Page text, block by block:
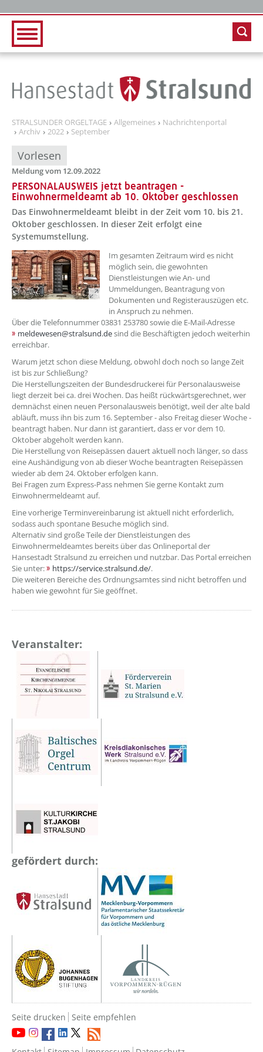
STRALSUNDER ORGELTAGE Allgemeines
Nachrichtenportal
Archiv
2022 September
Vorlesen
Meldung vom 12.09.2022
PERSONALAUSWEIS jetzt beantragen -
Einwohnermeldeamt ab 10. Oktober geschlossen
Das Einwohnermeldeamt bleibt in der Zeit vom 10. bis 21.
Oktober geschlossen. In dieser Zeit erfolgt eine
Systemumstellung.
??? absaetzeOben[1]/titel ???
Im gesamten Zeitraum wird es nicht
möglich sein, die gewohnten
Dienstleistungen wie An- und
Ummeldungen, Beantragung von
Dokumenten und Registerauszügen etc.
in Anspruch zu nehmen.
Über die Telefonnummer 03831 253780 sowie die E-Mail-Adresse
meldewesen@stralsund.desind die Beschäftigten jedoch weiterhin
erreichbar.
Warum jetzt schon diese Meldung, obwohl doch noch so lange Zeit
ist bis zur Schließung?
Die Herstellungszeiten der Bundesdruckerei für Personalausweise
liegt derzeit bei ca. drei Wochen. Das heißt rückwärtsgerechnet, wer
demnächst einen neuen Personalausweis benötigt, weil der alte bald
abläuft, muss ihn bis zum 16. September - also Freitag dieser Woche -
beantragt haben. Nur dann ist garantiert, dass er vor dem 10.
Oktober abgeholt werden kann.
Die Herstellung von Reisepässen dauert aktuell noch länger, so dass
eine Aushändigung von ab dieser Woche beantragten Reisepässen
wieder ab dem 24. Oktober erfolgen kann.
Bei Fragen zum Express-Pass nehmen Sie gerne Kontakt zum
Einwohnermeldeamt auf.
Eine vorherige Terminvereinbarung ist aktuell nicht erforderlich,
sodass auch spontane Besuche möglich sind.
Alternativ sind große Teile der Dienstleistungen des
Einwohnermeldeamtes bereits über das Onlineportal der
Hansestadt Stralsund zu erreichen und nutzbar. Das Portal erreichen
Sie unter:
https://service.stralsund.de/.
Die weiteren Bereiche des Ordnungsamtes sind nicht betroffen und
haben wie gewohnt für Sie geöffnet.
Veranstalter:
gefördert durch:
Seite drucken Seite empfehlen